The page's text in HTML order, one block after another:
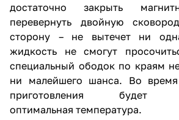
достаточно закрыть
перевернуть двойную
сторону – не вытечет ни
жидкость не смогут
специальный ободок по краям
ни малейшего шанса. Во время
приготовления будет
оптимальная температура.